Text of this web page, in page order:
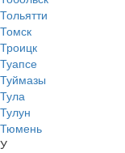
Тольятти
Томск
Троицк
Туапсе
Туймазы
Тула
Тулун
Тюмень
У